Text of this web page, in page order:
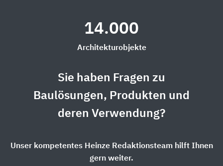
14.000
Architekturobjekte
Sie haben Fragen zu
Baulösungen, Produkten und
deren Verwendung?
Unser kompetentes Heinze Redaktionsteam hilft Ihnen
gern weiter.